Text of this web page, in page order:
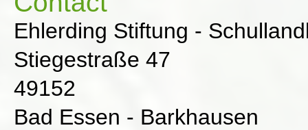
Ehlerding Stiftung -
Stiegestraße 47
49152
Bad Essen - Barkhausen